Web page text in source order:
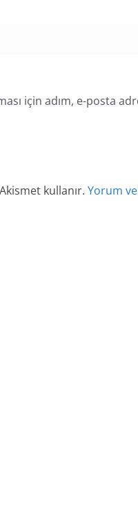
için adım, e-posta
kullanır. Yorum